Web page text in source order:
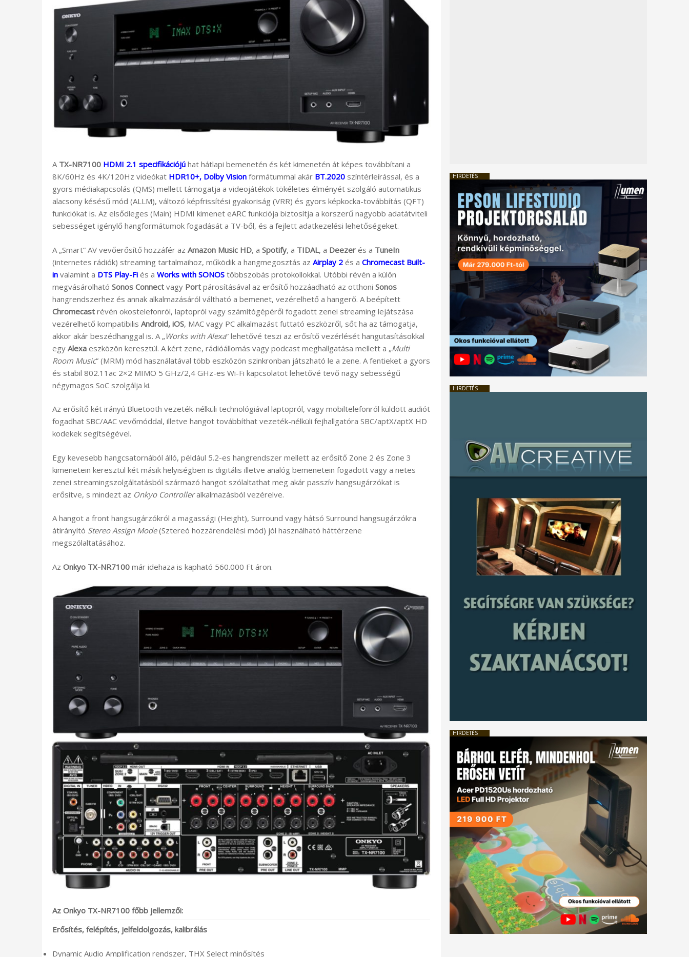
A TX-NR7100 HDMI 2.1 specifikációjú hat hátlapi bemenetén és két kimenetén át képes továbbítani a
8K/60Hz és 4K/120Hz videókat HDR10+, Dolby Vision formátummal akár BT.2020 színtérleírással, és a
gyors médiakapcsolás (QMS) mellett támogatja a videojátékok tökéletes élményét szolgáló automatikus
alacsony késésű mód (ALLM), változó képfrissítési gyakoriság (VRR) és gyors képkocka-továbbítás (QFT)
funkciókat is. Az elsődleges (Main) HDMI kimenet eARC funkciója biztosítja a korszerű nagyobb adatátviteli
sebességet igénylő hangformátumok fogadását a TV-ből, és a fejlett adatkezelési lehetőségeket.
A „Smart” AV vevőerősítő hozzáfér az Amazon Music HD, a Spotify, a TIDAL, a Deezer és a TuneIn
(internetes rádiók) streaming tartalmaihoz, működik a hangmegosztás az Airplay 2 és a Chromecast Built-
in valamint a DTS Play-Fi és a Works with SONOS többszobás protokollokkal. Utóbbi révén a külön
megvásárolható Sonos Connect vagy Port párosításával az erősítő hozzáadható az otthoni Sonos
hangrendszerhez és annak alkalmazásáról váltható a bemenet, vezérelhető a hangerő. A beépített
Chromecast révén okostelefonról, laptopról vagy számítógépéről fogadott zenei streaming lejátszása
vezérelhető kompatibilis Android, iOS, MAC vagy PC alkalmazást futtató eszközről, sőt ha az támogatja,
akkor akár beszédhanggal is. A „Works with Alexa” lehetővé teszi az erősítő vezérlését hangutasításokkal
egy Alexa eszközön keresztül. A kért zene, rádióállomás vagy podcast meghallgatása mellett a „Multi
Room Music” (MRM) mód használatával több eszközön szinkronban játszható le a zene. A fentieket a gyors
és stabil 802.11ac 2×2 MIMO 5 GHz/2,4 GHz-es Wi-Fi kapcsolatot lehetővé tevő nagy sebességű
négymagos SoC szolgálja ki.
Az erősítő két irányú Bluetooth vezeték-nélküli technológiával laptopról, vagy mobiltelefonról küldött audiót
fogadhat SBC/AAC vevőmóddal, illetve hangot továbbíthat vezeték-nélküli fejhallgatóra SBC/aptX/aptX HD
kodekek segítségével.
Egy kevesebb hangcsatornából álló, például 5.2-es hangrendszer mellett az erősítő Zone 2 és Zone 3
kimenetein keresztül két másik helyiségben is digitális illetve analóg bemenetein fogadott vagy a netes
zenei streamingszolgáltatásból származó hangot szólaltathat meg akár passzív hangsugárzókat is
erősítve, s mindezt az Onkyo Controlleralkalmazásból vezérelve.
A hangot a front hangsugárzókról a magassági (Height), Surround vagy hátsó Surround hangsugárzókra
átirányító Stereo Assign Mode(Sztereó hozzárendelési mód) jól használható háttérzene
megszólaltatásához.
Az Onkyo TX-NR7100 már idehaza is kapható 560.000 Ft áron.
Az Onkyo TX-NR7100 főbb jellemzői:
Erősítés, felépítés, jelfeldolgozás, kalibrálás
Dynamic Audio Amplification rendszer, THX Select minősítés
HIRDETÉS
HIRDETÉS
HIRDETÉS